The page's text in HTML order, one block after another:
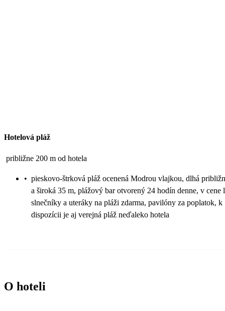
Hotelová pláž
približne 200 m od hotela
• pieskovo-štrková pláž ocenená Modrou vlajkou, dlhá
a široká 35 m, plážový bar otvorený 24 hodín denne, v cene
slnečníky a uteráky na pláži zdarma, pavilóny za poplatok, k
dispozícii je aj verejná pláž neďaleko hotela
O hoteli